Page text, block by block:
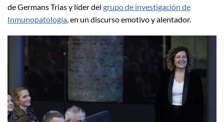
de Germans Trias y líder del grupo de investigación de
Inmunopatología, en un discurso emotivo y alentador.